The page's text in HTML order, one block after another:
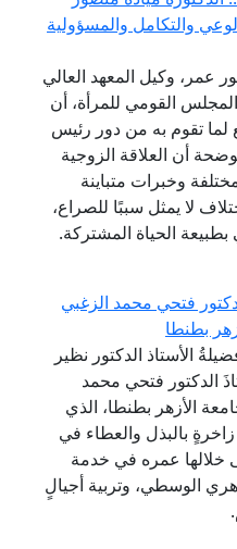
والتكامل والمسؤولية
عمر، وكيل المعهد العالي
القومي للمرأة، أن
لما تقوم به من دور رئيس
أن العلاقة الزوجية
وخبرات متباينة
لا يمثل سببًا للصراع،
بطبيعة الحياة المشتركة.
فتحي محمد الزغبي
بطنطا
الأستاذ الدكتور نظير
الدكتور فتحي محمد
الأزهر بطنطا، الذي
بالبذل والعطاء في
خلالها عمره في خدمة
الوسطي، وتربية أجيالٍ